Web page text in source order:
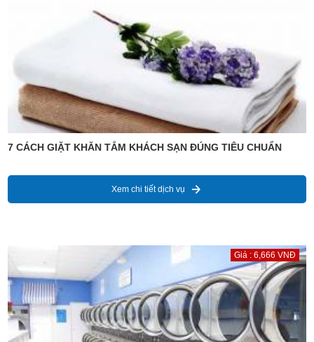
7 CÁCH GIẶT KHĂN TẮM KHÁCH SẠN ĐÚNG TIÊU CHUẨN
Xem chi tiết dịch vụ
Giá : 6,666 VNĐ